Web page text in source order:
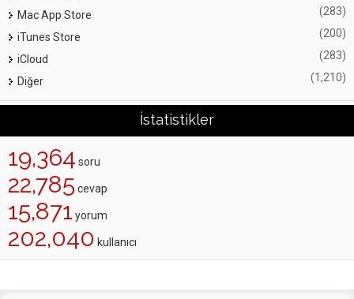
Mac App Store (283)
iTunes Store (200)
iCloud (283)
Diğer (1,210)
İstatistikler
19,364 soru
22,785 cevap
15,871 yorum
202,040 kullanıcı